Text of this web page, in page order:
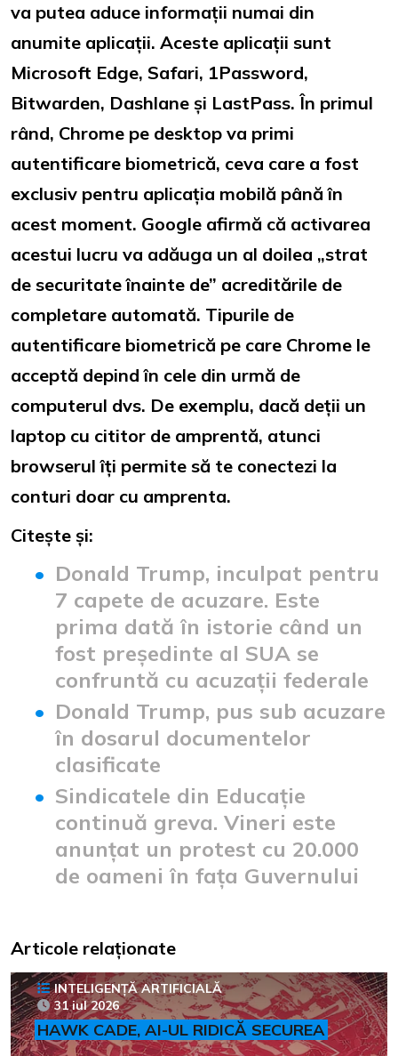
va putea aduce informații numai din
anumite aplicații. Aceste aplicații sunt
Microsoft Edge, Safari, 1Password,
Bitwarden, Dashlane și LastPass. În primul
rând, Chrome pe desktop va primi
autentificare biometrică, ceva care a fost
exclusiv pentru aplicația mobilă până în
acest moment. Google afirmă că activarea
acestui lucru va adăuga un al doilea „strat
de securitate înainte de” acreditările de
completare automată. Tipurile de
autentificare biometrică pe care Chrome le
acceptă depind în cele din urmă de
computerul dvs. De exemplu, dacă deții un
laptop cu cititor de amprentă, atunci
browserul îți permite să te conectezi la
conturi doar cu amprenta.
Citește și:
Donald Trump, inculpat pentru
7 capete de acuzare. Este
prima dată în istorie când un
fost președinte al SUA se
confruntă cu acuzații federale
Donald Trump, pus sub acuzare
în dosarul documentelor
clasificate
Sindicatele din Educație
continuă greva. Vineri este
anunțat un protest cu 20.000
de oameni în fața Guvernului
Articole relaționate
INTELIGENȚĂ ARTIFICIALĂ
31 iul 2026
HAWK CADE, AI-UL RIDICĂ SECUREA